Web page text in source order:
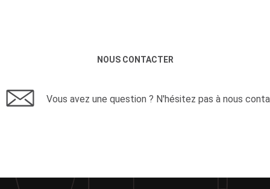
NOUS CONTACTER
Vous avez une question ? N'hésitez pas à nous